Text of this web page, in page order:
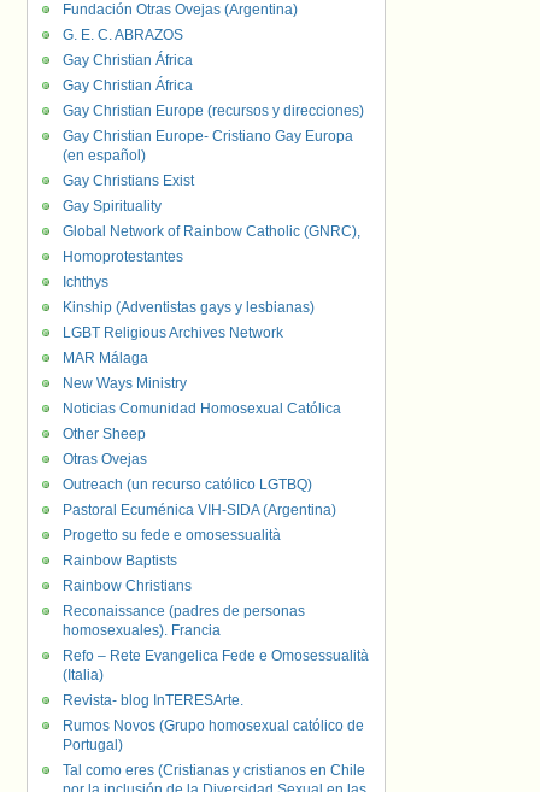
Fundación Otras Ovejas (Argentina)
G. E. C. ABRAZOS
Gay Christian África
Gay Christian África
Gay Christian Europe (recursos y direcciones)
Gay Christian Europe- Cristiano Gay Europa
(en español)
Gay Christians Exist
Gay Spirituality
Global Network of Rainbow Catholic (GNRC),
Homoprotestantes
Ichthys
Kinship (Adventistas gays y lesbianas)
LGBT Religious Archives Network
MAR Málaga
New Ways Ministry
Noticias Comunidad Homosexual Católica
Other Sheep
Otras Ovejas
Outreach (un recurso católico LGTBQ)
Pastoral Ecuménica VIH-SIDA (Argentina)
Progetto su fede e omosessualità
Rainbow Baptists
Rainbow Christians
Reconaissance (padres de personas
homosexuales). Francia
Refo – Rete Evangelica Fede e Omosessualità
(Italia)
Revista- blog InTERESArte.
Rumos Novos (Grupo homosexual católico de
Portugal)
Tal como eres (Cristianas y cristianos en Chile